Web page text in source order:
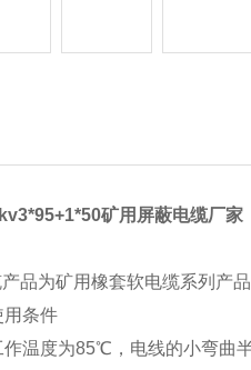
矿用屏蔽电缆厂家
品为矿用橡套软电缆系列产
用条件
温度为85℃，电线的小弯曲